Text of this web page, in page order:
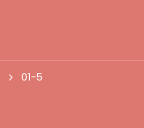
01-5